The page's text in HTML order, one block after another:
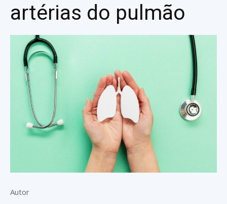
artérias do pulmão
Autor